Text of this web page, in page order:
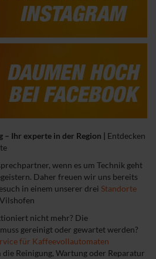
– Ihr experte in der Region | Entdecken
wenn es um Technik geht
Daher freuen wir uns bereits
in einem unserer drei Standorte
nicht mehr? Die
gereinigt oder gewartet werden?
für Kaffeevollautomaten
die Reinigung, Wartung oder Reparatur